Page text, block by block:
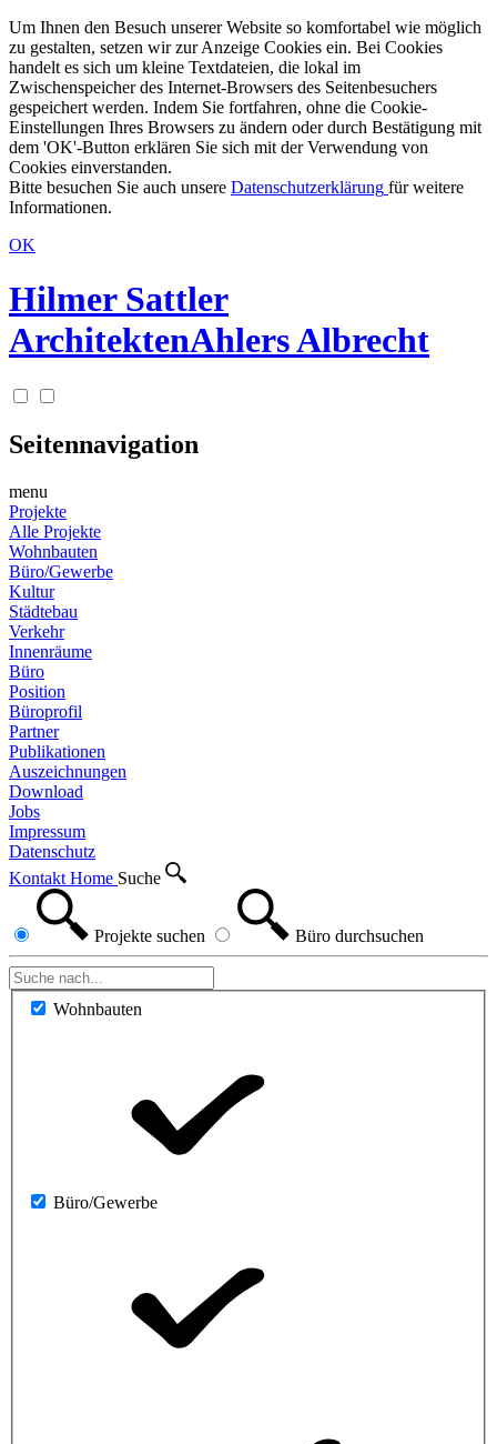
Um Ihnen den Besuch unserer Website so komfortabel wie möglich
zu gestalten, setzen wir zur Anzeige Cookies ein. Bei Cookies
handelt es sich um kleine Textdateien, die lokal im
Zwischenspeicher des Internet-Browsers des Seitenbesuchers
gespeichert werden. Indem Sie fortfahren, ohne die Cookie-
Einstellungen Ihres Browsers zu ändern oder durch Bestätigung mit
dem 'OK'-Button erklären Sie sich mit der Verwendung von
Cookies einverstanden.
Bitte besuchen Sie auch unsere Datenschutzerklärung für weitere
Informationen.
OK
Hilmer Sattler
ArchitektenAhlers Albrecht
Seitennavigation
menu
Projekte
Alle Projekte
Wohnbauten
Büro/Gewerbe
Kultur
Städtebau
Verkehr
Innenräume
Büro
Position
Büroprofil
Partner
Publikationen
Auszeichnungen
Download
Jobs
Impressum
Datenschutz
Kontakt Home Suche
Projekte suchen Büro durchsuchen
Wohnbauten
Büro/Gewerbe